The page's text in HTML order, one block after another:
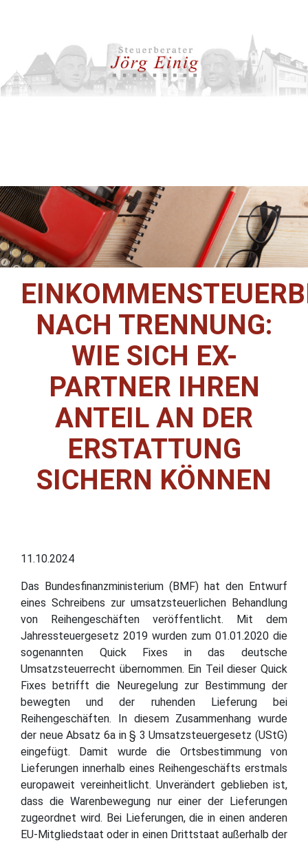
NACH TRENNUNG:
WIE SICH EX-
PARTNER IHREN
ANTEIL AN DER
ERSTATTUNG
SICHERN KÖNNEN
11.10.2024
Das Bundesfinanzministerium (BMF) hat den Entwurf
eines Schreibens zur umsatzsteuerlichen Behandlung
von Reihengeschäften veröffentlicht. Mit dem
Jahressteuergesetz 2019 wurden zum 01.01.2020 die
sogenannten Quick Fixes in das deutsche
Umsatzsteuerrecht übernommen. Ein Teil dieser Quick
Fixes betrifft die Neuregelung zur Bestimmung der
bewegten und der ruhenden Lieferung bei
Reihengeschäften. In diesem Zusammenhang wurde
der neue Absatz 6a in § 3 Umsatzsteuergesetz (UStG)
eingefügt. Damit wurde die Ortsbestimmung von
Lieferungen innerhalb eines Reihengeschäfts erstmals
europaweit vereinheitlicht. Unverändert geblieben ist,
dass die Warenbewegung nur einer der Lieferungen
zugeordnet wird. Bei Lieferungen, die in einen anderen
EU-Mitgliedstaat oder in einen Drittstaat außerhalb der